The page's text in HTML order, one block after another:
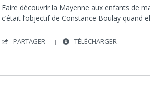
Faire découvrir la Mayenne aux enfants de
c’était l’objectif de Constance Boulay quand
PARTAGER TÉLÉCHARGER